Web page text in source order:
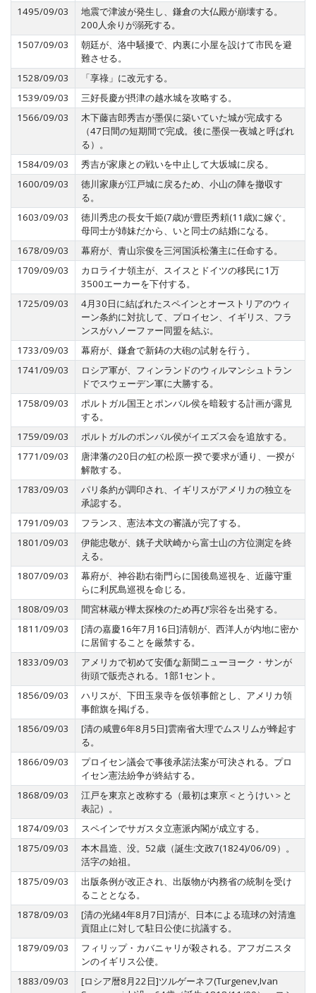
1495/09/03
地震で津波が発生し、鎌倉の大仏殿が崩壊する。
200人余りが溺死する。
1507/09/03
朝廷が、洛中騒擾で、内裏に小屋を設けて市民を避
難させる。
1528/09/03
「享祿」に改元する。
1539/09/03
三好長慶が摂津の越水城を攻略する。
1566/09/03
木下藤吉郎秀吉が墨俣に築いていた城が完成する
（47日間の短期間で完成。後に墨俣一夜城と呼ばれ
る）。
1584/09/03
秀吉が家康との戦いを中止して大坂城に戻る。
1600/09/03
徳川家康が江戸城に戻るため、小山の陣を撤収す
る。
1603/09/03
徳川秀忠の長女千姫(7歳)が豊臣秀頼(11歳)に嫁ぐ。
母同士が姉妹だから、いと同士の結婚になる。
1678/09/03
幕府が、青山宗俊を三河国浜松藩主に任命する。
1709/09/03
カロライナ領主が、スイスとドイツの移民に1万
3500エーカーを下付する。
1725/09/03
4月30日に結ばれたスペインとオーストリアのウィ
ーン条約に対抗して、プロイセン、イギリス、フラ
ンスがハノーファー同盟を結ぶ。
1733/09/03
幕府が、鎌倉で新鋳の大砲の試射を行う。
1741/09/03
ロシア軍が、フィンランドのウィルマンシュトラン
ドでスウェーデン軍に大勝する。
1758/09/03
ポルトガル国王とポンバル侯を暗殺する計画が露見
する。
1759/09/03
ポルトガルのポンバル侯がイエズス会を追放する。
1771/09/03
唐津藩の20日の虹の松原一揆で要求が通り、一揆が
解散する。
1783/09/03
パリ条約が調印され、イギリスがアメリカの独立を
承認する。
1791/09/03
フランス、憲法本文の審議が完了する。
1801/09/03
伊能忠敬が、銚子犬吠崎から富士山の方位測定を終
える。
1807/09/03
幕府が、神谷勘右衛門らに国後島巡視を、近藤守重
らに利尻島巡視を命じる。
1808/09/03
間宮林蔵が樺太探検のため再び宗谷を出発する。
1811/09/03
[清の嘉慶16年7月16日]清朝が、西洋人が内地に密か
に居留することを厳禁する。
1833/09/03
アメリカで初めて安価な新聞ニューヨーク・サンが
街頭で販売される。1部1セント。
1856/09/03
ハリスが、下田玉泉寺を仮領事館とし、アメリカ領
事館旗を掲げる。
1856/09/03
[清の咸豊6年8月5日]雲南省大理でムスリムが蜂起す
る。
1866/09/03
プロイセン議会で事後承諾法案が可決される。プロ
イセン憲法紛争が終結する。
1868/09/03
江戸を東京と改称する（最初は東亰＜とうけい＞と
表記）。
1874/09/03
スペインでサガスタ立憲派内閣が成立する。
1875/09/03
本木昌造、没。52歳（誕生:文政7(1824)/06/09）。
活字の始祖。
1875/09/03
出版条例が改正され、出版物が内務省の統制を受け
ることとなる。
1878/09/03
[清の光緒4年8月7日]清が、日本による琉球の対清進
貢阻止に対して駐日公使に抗議する。
1879/09/03
フィリップ・カバニャリが殺される。アフガニスタ
ンのイギリス公使。
1883/09/03
[ロシア暦8月22日]ツルゲーネフ(Turgenev,Ivan